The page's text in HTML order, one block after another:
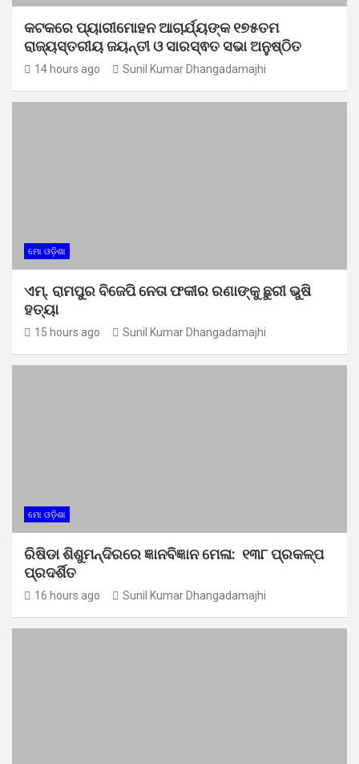
କଟକରେ ପ୍ୟାରୀମୋହନ ଆଚାର୍ଯ୍ୟଙ୍କ ୧୭୫ତମ
ରାଜ୍ୟସ୍ତରୀୟ ଜୟନ୍ତୀ ଓ ସାରସ୍ଵତ ସଭା ଅନୁଷ୍ଠିତ
14 hours ago Sunil Kumar Dhangadamajhi
ମୋ ଓଡ଼ିଶା
ଏମ୍. ରାମପୁର ବିଜେପି ନେତା ଫକୀର ରଣାଙ୍କୁ ଛୁରୀ ଭୁଷି
ହତ୍ୟା
15 hours ago Sunil Kumar Dhangadamajhi
ମୋ ଓଡ଼ିଶା
ରିଷିଡା ଶିଶୁମନ୍ଦିରରେ ଜ୍ଞାନବିଜ୍ଞାନ ମେଳା: ୧୩୮ ପ୍ରକଳ୍ପ
ପ୍ରଦର୍ଶିତ
16 hours ago Sunil Kumar Dhangadamajhi